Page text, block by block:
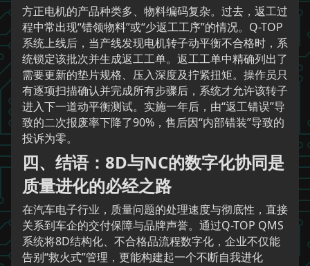
方正电机的产品种类多、物料编码复杂。过去，返工过
程中常出现“错领物料”或“少返工工序”的情况。Q-TOP
系统上线后，当产线发现电机转子动平衡不合格时，系
统锁定该批次并生成返工工单。返工工单中精确列出了
需要更新的垫片规格、压入深度及拧紧扭矩。操作员只
有逐项扫描确认并完成所有步骤后，系统才允许该转子
进入下一道动平衡测试。实施一年后，由“返工错误”导
致的二次报废率下降了90%，售后因“内部错装”导致的
投诉为零。
四、结语：8D与NC的数字化协同是
质量进化的必经之路
在汽车电子行业，质量问题的处理速度与彻底性，直接
关系到车企的交付保障与品牌声誉。通过Q-TOP QMS
系统将8D结构化、不合格品流程数字化，企业不仅能
告别“救火式”管理，更能构建起一个不断自我进化